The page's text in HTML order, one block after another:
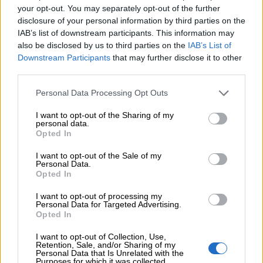
your opt-out. You may separately opt-out of the further
disclosure of your personal information by third parties on the
IAB’s list of downstream participants. This information may
also be disclosed by us to third parties on the IAB’s List of
Downstream Participants that may further disclose it to other
Personal Data Processing Opt Outs
I want to opt-out of the Sharing of my
personal data.
Opted In
I want to opt-out of the Sale of my
Personal Data.
Opted In
I want to opt-out of processing my
Personal Data for Targeted Advertising.
Opted In
I want to opt-out of Collection, Use,
Retention, Sale, and/or Sharing of my
Personal Data that Is Unrelated with the
Purposes for which it was collected.
ΠΕΡΙΣΣΟΤΕΡΑ